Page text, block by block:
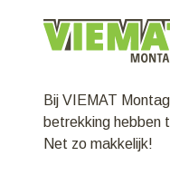
Bij VIEMAT
betrekking hebben
Net zo makkelijk!